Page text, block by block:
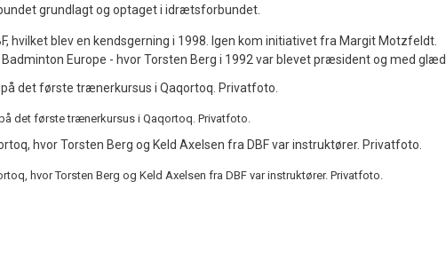
grundlagt og optaget i idrætsforbundet.
hvilket blev en kendsgerning i 1998. Igen kom initiativet fra Margit Motzfeldt.
Europe - hvor Torsten Berg i 1992 var blevet præsident og med
det første trænerkursus i Qaqortoq. Privatfoto.
hvor Torsten Berg og Keld Axelsen fra DBF var instruktører. Privatfoto.